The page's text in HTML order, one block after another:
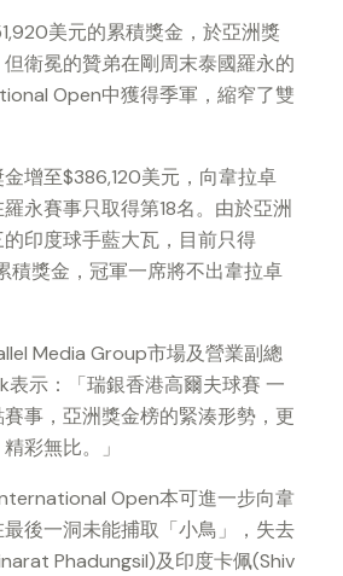
美元的累積獎金，於亞洲獎
衛冕的贊弟在剛周末泰國羅永的
Open中獲得季軍，縮窄了雙
增至$386,120美元，向韋拉卓
永賽事只取得第18名。由於亞洲
印度球手藍大瓦，目前只得
積獎金，冠軍一席將不出韋拉卓
Media Group市場及營業副總
示：「瑞銀香港高爾夫球賽 一
事，亞洲獎金榜的緊湊形勢，更
彩無比。」
Open本可進一步向韋
後一洞未能捕取「小鳥」，失去
Phadungsil)及印度卡佩(Shiv